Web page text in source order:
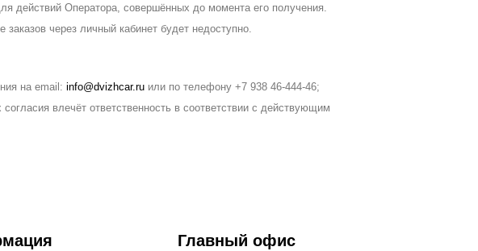
действий Оператора, совершённых до момента его получения.
через личный кабинет будет недоступно.
на email: info@dvizhcar.ruили по телефону +7 938 46-444-46;
влечёт ответственность в соответствии с действующим
Главный офис